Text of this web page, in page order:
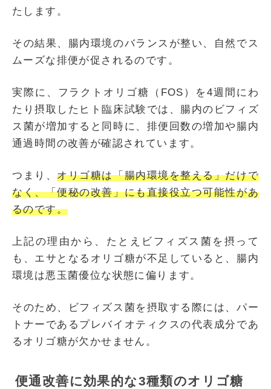
たします。
その結果、腸内環境のバランスが整い、自然でス
ムーズな排便が促されるのです。
実際に、フラクトオリゴ糖（FOS）を4週間にわ
たり摂取したヒト臨床試験では、腸内のビフィズ
ス菌が増加すると同時に、排便回数の増加や腸内
通過時間の改善が確認されています。
つまり、オリゴ糖は「腸内環境を整える」だけで
なく、「便秘の改善」にも直接役立つ可能性があ
るのです。
上記の理由から、たとえビフィズス菌を摂って
も、エサとなるオリゴ糖が不足していると、腸内
環境は悪玉菌優位な状態に偏ります。
そのため、ビフィズス菌を摂取する際には、パー
トナーであるプレバイオティクスの代表成分であ
るオリゴ糖が欠かせません。
便通改善に効果的な3種類のオリゴ糖